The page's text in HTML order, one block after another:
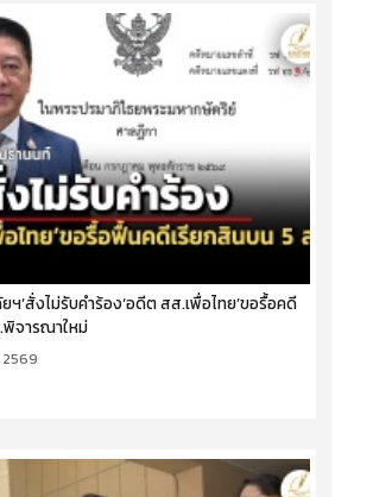
ฯ’สั่งไม่รับคำร้อง‘อดีต สส.เพื่อไทย’ขอรื้อคดี
พิจารณาใหม่